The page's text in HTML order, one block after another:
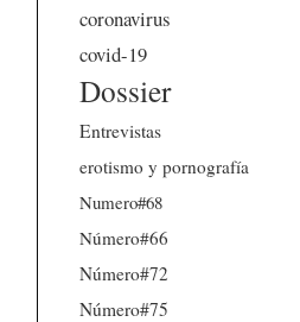
coronavirus
covid-19
Dossier
Entrevistas
erotismo y pornografía
Numero#68
Número#66
Número#72
Número#75